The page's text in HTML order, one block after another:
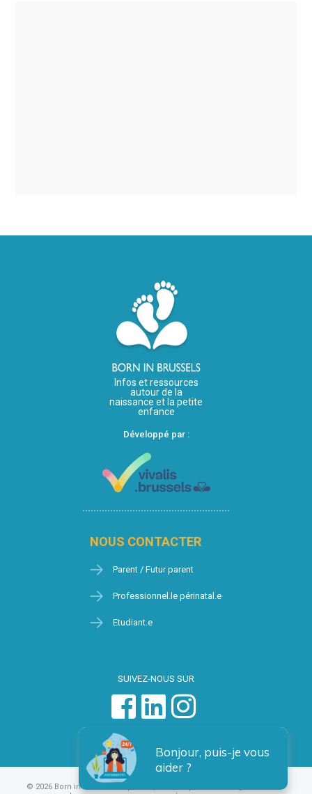
Infos et ressources
autour de la
naissance et la petite
enfance
Développé par :
NOUS CONTACTER
Parent / Futur parent
Professionnel.le périnatal.e
Etudiant.e
SUIVEZ-NOUS SUR
Bonjour, puis-je vous
aider ?
© 2026 Born in Brussels